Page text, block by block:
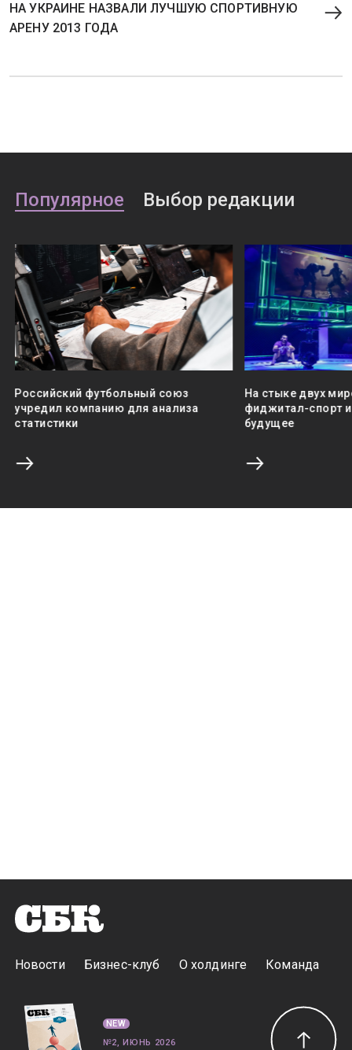
НА УКРАИНЕ НАЗВАЛИ ЛУЧШУЮ СПОРТИВНУЮ
АРЕНУ 2013 ГОДА
Популярное Выбор редакции
Российский футбольный союз
учредил компанию для анализа
статистики
На стыке двух
фиджитал-спорт
будущее
Новости Бизнес-клуб О холдинге Команда
NEW
№2, ИЮНЬ 2026